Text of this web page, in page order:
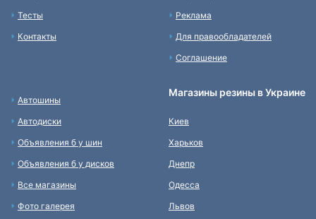
Тесты
Контакты
Реклама
Для правообладателей
Соглашение
Автошины
Автодиски
Объявления б у шин
Объявления б у дисков
Все магазины
Фото галерея
Магазины резины в Украине
Киев
Харьков
Днепр
Одесса
Львов